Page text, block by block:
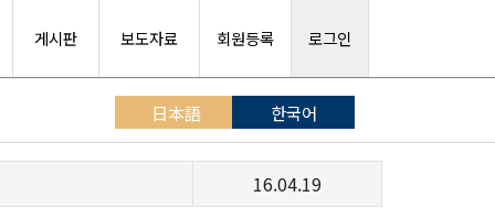
게시판 보도자료 회원등록 로그인
日本語 한국어
16.04.19